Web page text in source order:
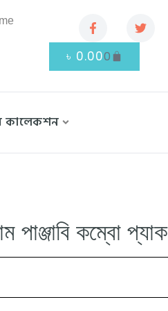
৳ 0.000
কালেকশন
পাঞ্জাবি কম্বো প্যাক